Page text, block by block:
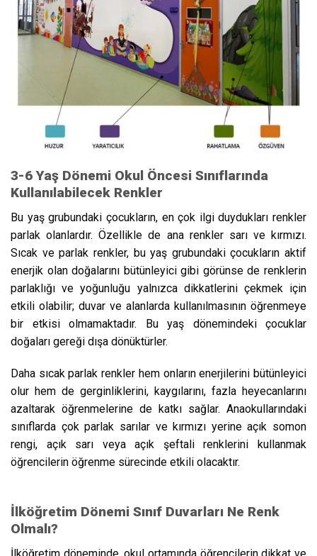
3-6 Yaş Dönemi Okul Öncesi Sınıflarında
Kullanılabilecek Renkler
Bu yaş grubundaki çocukların, en çok ilgi duydukları renkler
parlak olanlardır. Özellikle de ana renkler sarı ve kırmızı.
Sıcak ve parlak renkler, bu yaş grubundaki çocukların aktif
enerjik olan doğalarını bütünleyici gibi görünse de renklerin
parlaklığı ve yoğunluğu yalnızca dikkatlerini çekmek için
etkili olabilir; duvar ve alanlarda kullanılmasının öğrenmeye
bir etkisi olmamaktadır. Bu yaş dönemindeki çocuklar
doğaları gereği dışa dönüktürler.
Daha sıcak parlak renkler hem onların enerjilerini bütünleyici
olur hem de gerginliklerini, kaygılarını, fazla heyecanlarını
azaltarak öğrenmelerine de katkı sağlar. Anaokullarındaki
sınıflarda çok parlak sarılar ve kırmızı yerine açık somon
rengi, açık sarı veya açık şeftali renklerini kullanmak
öğrencilerin öğrenme sürecinde etkili olacaktır.
İlköğretim Dönemi Sınıf Duvarları Ne Renk
Olmalı?